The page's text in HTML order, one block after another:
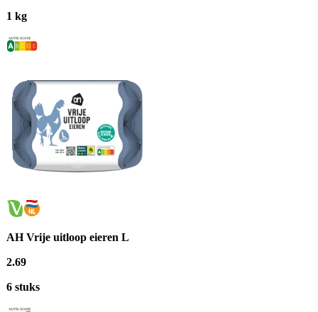
1 kg
AH Vrije uitloop eieren L
2.69
6 stuks